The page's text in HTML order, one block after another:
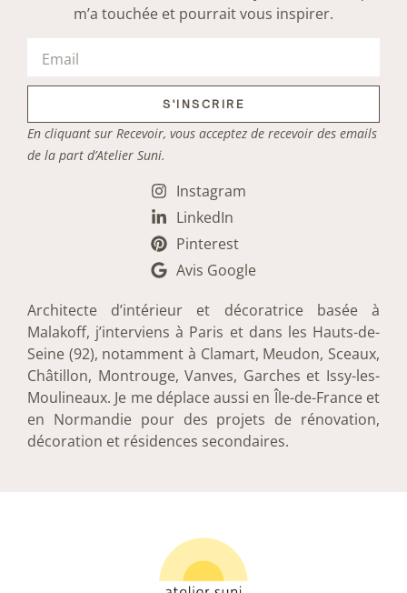
Architecte d’intérieur et décoratrice basée à
Malakoff, j’interviens à Paris et dans les Hauts-de-
Seine (92), notamment à Clamart, Meudon, Sceaux,
Châtillon, Montrouge, Vanves, Garches et Issy-les-
Moulineaux. Je me déplace aussi en Île-de-France et
en Normandie pour des projets de rénovation,
décoration et résidences secondaires.
Instagram
LinkedIn
Pinterest
Avis Google
m’a touchée et pourrait vous inspirer.
S'INSCRIRE
En cliquant sur Recevoir, vous acceptez de recevoir des emails
de la part d’Atelier Suni.